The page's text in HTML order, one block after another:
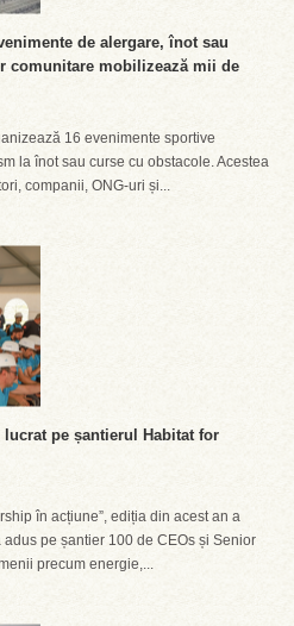
de alergare, înot sau
comunitare mobilizează mii de
16 evenimente sportive
la înot sau curse cu obstacole. Acestea
companii, ONG-uri și...
pe șantierul Habitat for
în acțiune”, ediția din acest an a
pe șantier 100 de CEOs și Senior
precum energie,...